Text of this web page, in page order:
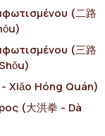
(二路
(三路
Xiǎo Hóng Quán)
(大洪拳 - Dà